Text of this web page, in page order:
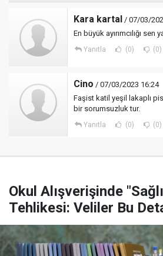
Kara kartal / 07/03/
En büyük ayırımcılığı sen
Yanıtla (0) (0)
Cino / 07/03/2023 16:24
Faşist katil yeşil lakaplı
bir sorumsuzluk tur.
Yanıtla (0) (0)
Okul Alışverişinde
Tehlikesi: Veliler Bu